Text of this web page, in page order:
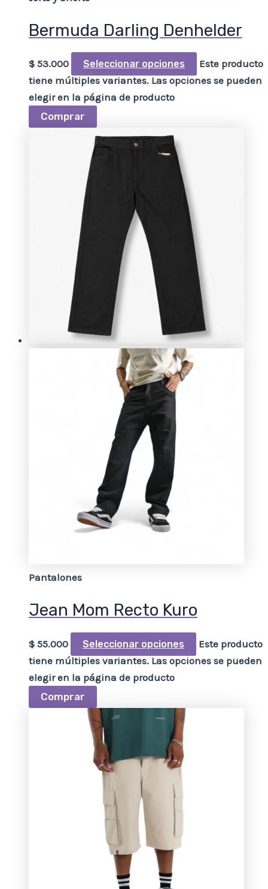
Bermuda Darling Denhelder
$ 53.000 Seleccionar opciones
Este producto
tiene múltiples variantes. Las opciones se pueden
elegir en la página de producto
Comprar
Pantalones
Jean Mom Recto Kuro
$ 55.000 Seleccionar opciones
Este producto
tiene múltiples variantes. Las opciones se pueden
elegir en la página de producto
Comprar